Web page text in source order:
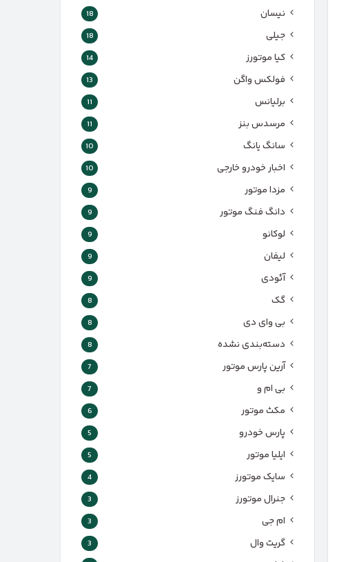
نیسان 18
جیلی 18
کیا موتورز 14
فولکس واگن 13
برلیانس 11
مرسدس بنز 11
سانگ یانگ 10
اخبار خودرو خارجی 10
مزدا موتور 9
دانگ فنگ موتور 9
لوکانو 9
لیفان 9
آئودی 9
گک 8
بی وای دی 8
دسته‌بندی نشده 8
آرین پارس موتور 7
بی ام و 7
مکث موتور 6
پارس‌ خودرو 5
ایلیا موتور 5
سایک موتورز 4
جنرال موتورز 3
ام جی 3
گریت وال 3